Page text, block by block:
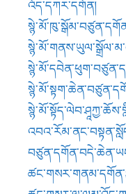
རཱ་ཛ་རྫོང་གླིང་།
ཤོར་ཕུ་དགོན།
སྐྱོ་བྲག་བཙུན་དགོན།
གསེར་ཕུག་སྒོམ་གྲྭ།
སྐྱོ་བྲག་ཁང་ནེ་དགོན།
རྫོགས་ཆེན་དགེ་དགོན།
བྱམས་ཆེན་སྒྲུབ་ཕུག །